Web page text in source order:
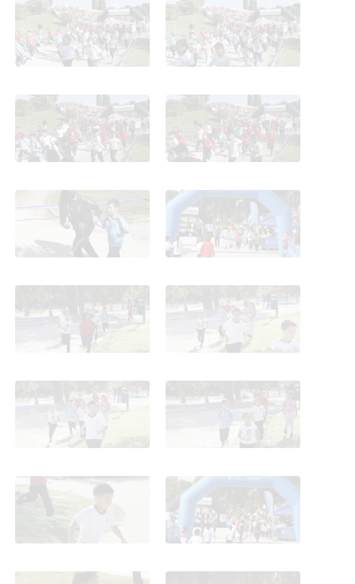
Cross de Carabanchel.
Terceros. 2025
Cross de Carabanchel.
Terceros. 2025
Cross de Carabanchel.
Terceros. 2025
Cross de Carabanchel.
Terceros. 2025
Cross de Carabanchel.
Cross de Carabanchel.
Terceros. 2025
Terceros. 2025
Cross de Carabanchel.
Terceros. 2025
Cross de Carabanchel.
Terceros. 2025
Cross de Carabanchel.
Terceros. 2025
Cross de Carabanchel.
Terceros. 2025
Cross de Carabanchel.
Terceros. 2025
Cross de Carabanchel.